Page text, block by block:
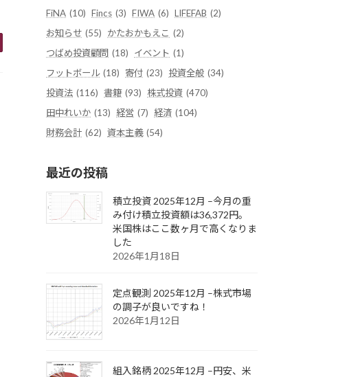
FiNA (10) Fincs (3) FIWA (6) LIFEFAB (2)
お知らせ (55) かたおかもえこ (2)
つばめ投資顧問 (18) イベント (1)
フットボール (18) 寄付 (23) 投資全般 (34)
投資法 (116) 書籍 (93) 株式投資 (470)
田中れいか (13) 経営 (7) 経済 (104)
財務会計 (62) 資本主義 (54)
最近の投稿
積立投資 2025年12月 –今月の重
み付け積立投資額は36,372円。
米国株はここ数ヶ月で高くなりま
した
2026年1月18日
定点観測 2025年12月 –株式市場
の調子が良いですね！
2026年1月12日
組入銘柄 2025年12月 –円安、米